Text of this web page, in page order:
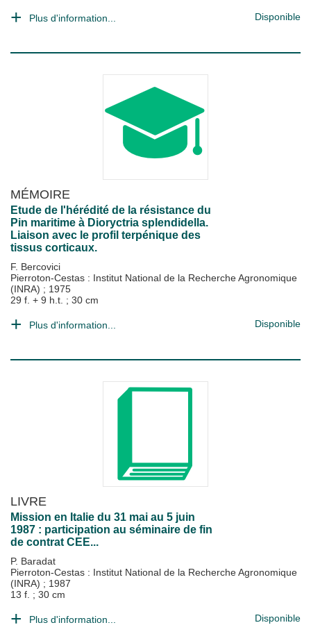
Plus d'information... Disponible
MÉMOIRE
Etude de l'hérédité de la résistance du
Pin maritime à Dioryctria splendidella.
Liaison avec le profil terpénique des
tissus corticaux.
F. Bercovici
Pierroton-Cestas : Institut National de la Recherche Agronomique
(INRA) ; 1975
29 f. + 9 h.t. ; 30 cm
Plus d'information... Disponible
LIVRE
Mission en Italie du 31 mai au 5 juin
1987 : participation au séminaire de fin
de contrat CEE...
P. Baradat
Pierroton-Cestas : Institut National de la Recherche Agronomique
(INRA) ; 1987
13 f. ; 30 cm
Plus d'information... Disponible